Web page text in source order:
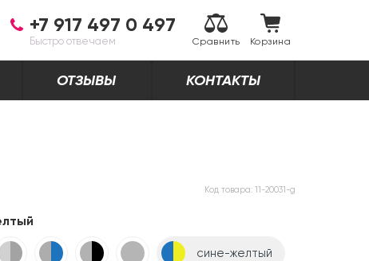
+7 917 497 0 497
Быстро отвечаем Сравнить Корзина
ОТЗЫВЫ КОНТАКТЫ
Код товара: 11-20031-g
сине-желтый